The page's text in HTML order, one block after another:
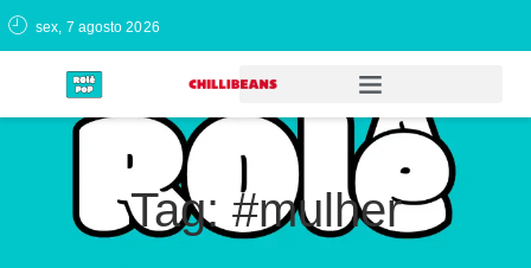
sex, 7 agosto 2026
Tag: #mulher